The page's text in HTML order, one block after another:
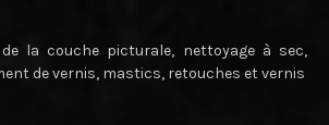
la couche picturale, nettoyage à sec,
de vernis, mastics, retouches et vernis